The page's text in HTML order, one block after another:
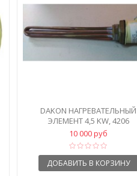
DAKON НАГРЕВАТЕЛЬНЫЙ
ЭЛЕМЕНТ 4,5 KW, 4206
10 000 руб
ДОБАВИТЬ В КОРЗИНУ